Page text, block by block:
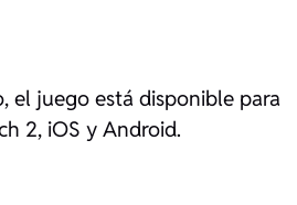
el juego está disponible para
2, iOS y Android.